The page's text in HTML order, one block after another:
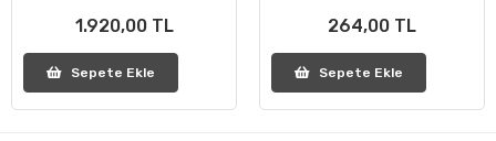
1.920,00 TL
Sepete Ekle
264,00 TL
Sepete Ekle